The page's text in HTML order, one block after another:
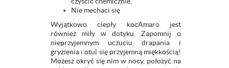
Nie mechaci się
Wyjątkowo ciepły kocAmaro jest
również miły w dotyku. Zapomnij o
nieprzyjemnym uczuciu drapania i
gryzienia i otul się przyjemną miękkością!
Możesz okryć się nim w nocy, położyć na